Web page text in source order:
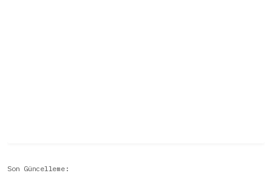
Son Güncelleme